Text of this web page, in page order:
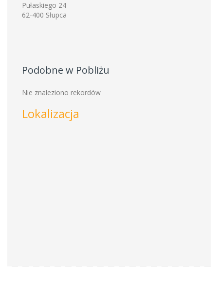
Pułaskiego 24
62-400 Słupca
Podobne w Pobliżu
Nie znaleziono rekordów
Lokalizacja